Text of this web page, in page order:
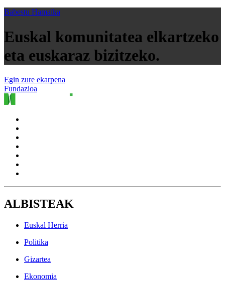
Babestu Hamaika
Euskal komunitatea elkartzeko
eta euskaraz bizitzeko.
Egin zure ekarpena
Fundazioa
ALBISTEAK
Euskal Herria
Politika
Gizartea
Ekonomia